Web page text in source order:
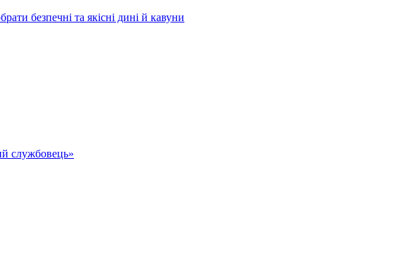
безпечні та якісні дині й кавуни
службовець»